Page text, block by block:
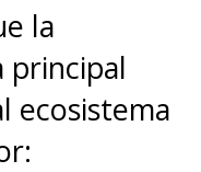
la
principal
ecosistema